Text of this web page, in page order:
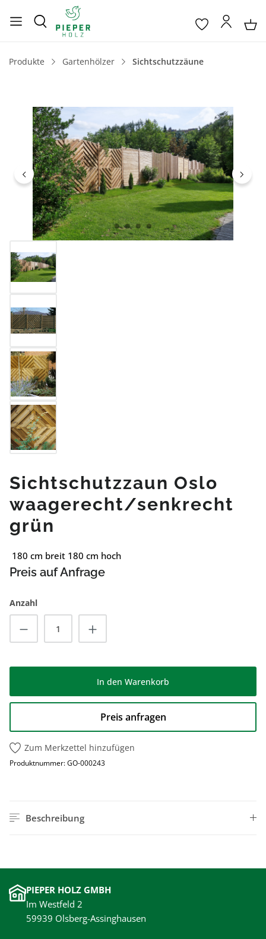
Produkte Gartenhölzer Sichtschutzzäune
Bildergalerie überspringen
Sichtschutzzaun Oslo
waagerecht/senkrecht
grün
180 cm breit 180 cm hoch
Preis auf Anfrage
Anzahl
Produkt Anzahl: Gib den gewünschten
In den Warenkorb
Preis anfragen
Zum Merkzettel hinzufügen
Produktnummer:GO-000243
Beschreibung
PIEPER HOLZ GMBH
Im Westfeld 2
59939 Olsberg-Assinghausen